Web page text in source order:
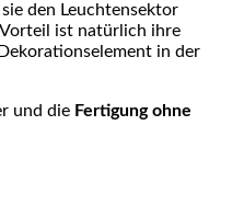
den Leuchtensektor
ist natürlich ihre
in der
und die Fertigung ohne